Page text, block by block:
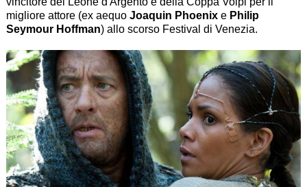
migliore attore (ex aequo Joaquin Phoenixe Philip
Seymour Hoffman) allo scorso Festival di Venezia.